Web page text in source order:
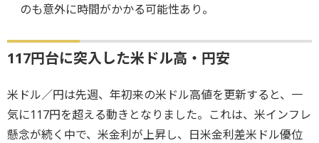
のも意外に時間がかかる可能性あり。
117円台に突入した米ドル高・円安
米ドル／円は先週、年初来の米ドル高値を更新すると、一
気に117円を超える動きとなりました。これは、米インフレ
懸念が続く中で、米金利が上昇し、日米金利差米ドル優位